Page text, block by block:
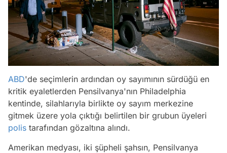
ABD'de seçimlerin ardından oy sayımının sürdüğü en
kritik eyaletlerden Pensilvanya'nın Philadelphia
kentinde, silahlarıyla birlikte oy sayım merkezine
gitmek üzere yola çıktığı belirtilen bir grubun üyeleri
polis tarafından gözaltına alındı.
Amerikan medyası, iki şüpheli şahsın, Pensilvanya